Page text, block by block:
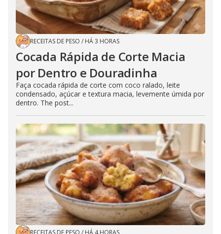
RECEITAS DE PESO / HÁ 3 HORAS
Cocada Rápida de Corte Macia
por Dentro e Douradinha
Faça cocada rápida de corte com coco ralado, leite
condensado, açúcar e textura macia, levemente úmida por
dentro. The post...
RECEITAS DE PESO / HÁ 4 HORAS